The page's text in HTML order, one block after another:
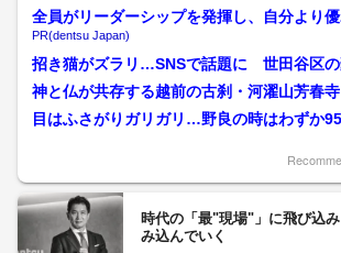
全員がリーダーシップを発揮し、自分より
る
PR(dentsu Japan)
招き猫がズラリ…SNSで話題に 世田谷区の
外国人観光客 販売所も...
神と仏が共存する越前の古刹・河濯山芳春
刻む神仏習合の歩み 境内...
目はふさがりガリガリ…野良の時はわずか
時代の「最"現場"」に飛び込
み込んでいく